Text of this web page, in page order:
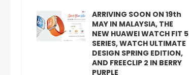
ARRIVING SOON ON 19th
MAY IN MALAYSIA, THE
NEW HUAWEI WATCH FIT 5
SERIES, WATCH ULTIMATE
DESIGN SPRING EDITION,
AND FREECLIP 2 IN BERRY
PURPLE